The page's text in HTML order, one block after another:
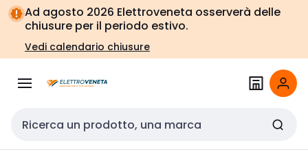
Vai alla
navigazione
Vai
alla
pagina
Ad agosto 2026 Elettroveneta osserverà delle
chiusure per il periodo estivo.
Vedi calendario chiusure
Cerca input